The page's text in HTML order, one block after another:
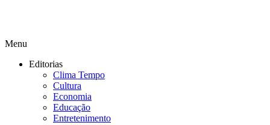
Menu
Editorias
Clima Tempo
Cultura
Economia
Educação
Entretenimento